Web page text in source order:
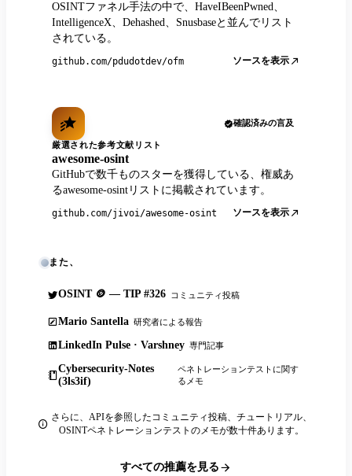
OSINTファネル手法の中で、HaveIBeenPwned、
IntelligenceX、Dehashed、Snusbaseと並んでリスト
されている。
github.com/pdudotdev/ofm ソースを表示
確認済みの言及
厳選された参考文献リスト
awesome-osint
GitHubで数千ものスターを獲得している、権威あ
るawesome-osintリストに掲載されています。
github.com/jivoi/awesome-osint ソースを表示
また、
OSINT 🪙 — TIP #326 コミュニティ投稿
Mario Santella 研究者による報告
LinkedIn Pulse · Varshney 専門記事
Cybersecurity-Notes
(3ls3if)
ペネトレーションテストに関す
るメモ
さらに、APIを参照したコミュニティ投稿、チュートリアル、
OSINTペネトレーションテストのメモが数十件あります。
すべての推薦を見る